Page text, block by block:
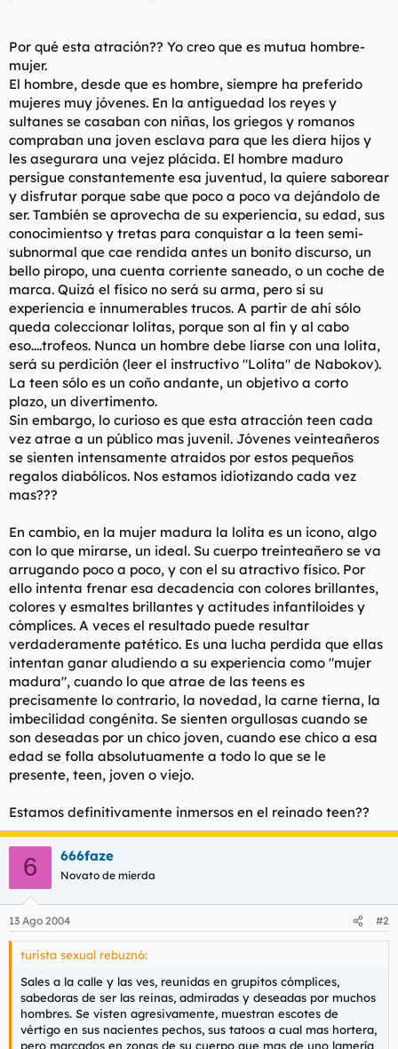
Por qué esta atración?? Yo creo que es mutua hombre-
mujer.
El hombre, desde que es hombre, siempre ha preferido
mujeres muy jóvenes. En la antiguedad los reyes y
sultanes se casaban con niñas, los griegos y romanos
compraban una joven esclava para que les diera hijos y
les asegurara una vejez plácida. El hombre maduro
persigue constantemente esa juventud, la quiere saborear
y disfrutar porque sabe que poco a poco va dejándolo de
ser. También se aprovecha de su experiencia, su edad, sus
conocimientso y tretas para conquistar a la teen semi-
subnormal que cae rendida antes un bonito discurso, un
bello piropo, una cuenta corriente saneado, o un coche de
marca. Quizá el físico no será su arma, pero sí su
experiencia e innumerables trucos. A partir de ahí sólo
queda coleccionar lolitas, porque son al fin y al cabo
eso....trofeos. Nunca un hombre debe liarse con una lolita,
será su perdición (leer el instructivo "Lolita" de Nabokov).
La teen sólo es un coño andante, un objetivo a corto
plazo, un divertimento.
Sin embargo, lo curioso es que esta atracción teen cada
vez atrae a un público mas juvenil. Jóvenes veinteañeros
se sienten intensamente atraidos por estos pequeños
regalos diabólicos. Nos estamos idiotizando cada vez
mas???
En cambio, en la mujer madura la lolita es un icono, algo
con lo que mirarse, un ideal. Su cuerpo treinteañero se va
arrugando poco a poco, y con el su atractivo físico. Por
ello intenta frenar esa decadencia con colores brillantes,
colores y esmaltes brillantes y actitudes infantiloides y
cómplices. A veces el resultado puede resultar
verdaderamente patético. Es una lucha perdida que ellas
intentan ganar aludiendo a su experiencia como "mujer
madura", cuando lo que atrae de las teens es
precisamente lo contrario, la novedad, la carne tierna, la
imbecilidad congénita. Se sienten orgullosas cuando se
son deseadas por un chico joven, cuando ese chico a esa
edad se folla absolutuamente a todo lo que se le
presente, teen, joven o viejo.
Estamos definitivamente inmersos en el reinado teen??
6 666faze
Novato de mierda
13 Ago 2004 #2
turista sexual rebuznó:
Sales a la calle y las ves, reunidas en grupitos cómplices,
sabedoras de ser las reinas, admiradas y deseadas por muchos
hombres. Se visten agresivamente, muestran escotes de
vértigo en sus nacientes pechos, sus tatoos a cual mas hortera,
pero marcados en zonas de su cuerpo que mas de uno lamería